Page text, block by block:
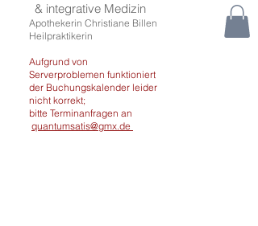
& integrative Medizin
Apothekerin Christiane Billen
Heilpraktikerin
Aufgrund von
Serverproblemen funktioniert
der Buchungskalender leider
nicht korrekt;
bitte Terminanfragen an
quantumsatis@gmx.de